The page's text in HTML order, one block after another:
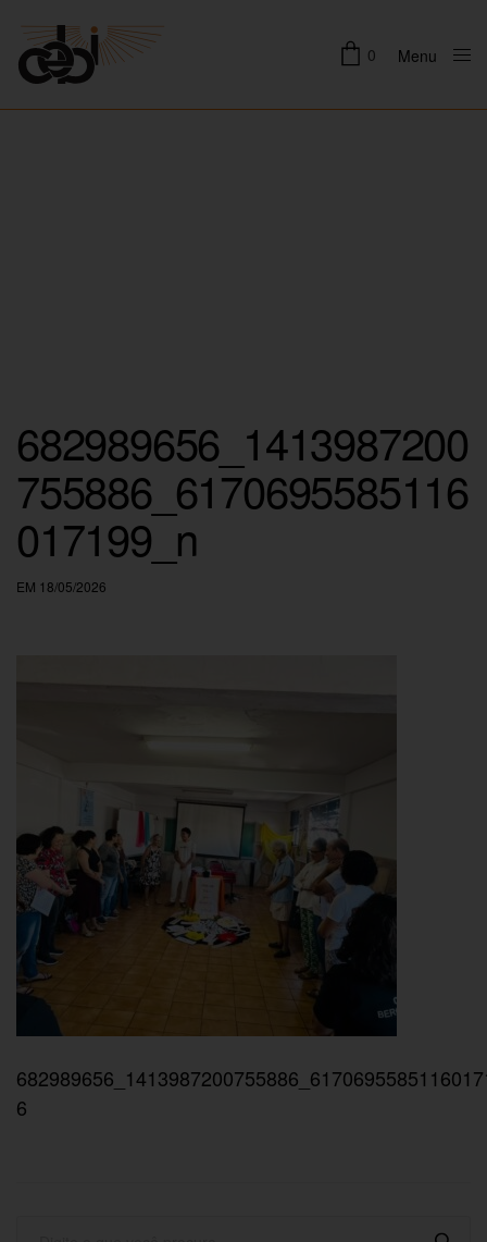
0 Menu
682989656_1413987200
755886_6170695585116
017199_n
EM 18/05/2026
6